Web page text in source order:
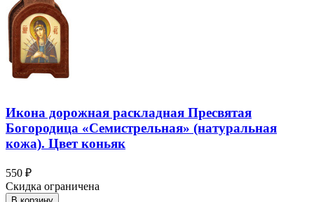
Икона дорожная раскладная Пресвятая
Богородица «Семистрельная» (натуральная
кожа). Цвет коньяк
550 ₽
Скидка ограничена